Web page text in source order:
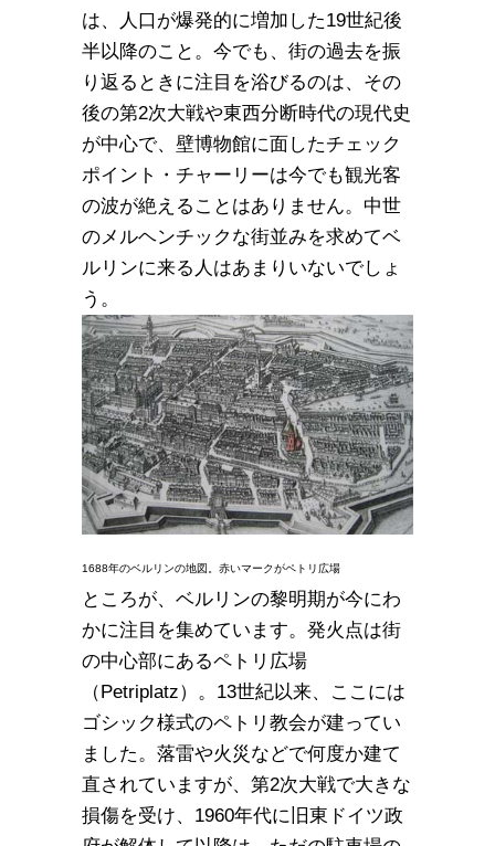
は、人口が爆発的に増加した19世紀後
半以降のこと。今でも、街の過去を振
り返るときに注目を浴びるのは、その
後の第2次大戦や東西分断時代の現代史
が中心で、壁博物館に面したチェック
ポイント・チャーリーは今でも観光客
の波が絶えることはありません。中世
のメルヘンチックな街並みを求めてベ
ルリンに来る人はあまりいないでしょ
う。
1688年のベルリンの地図。赤いマークがペトリ広場
ところが、ベルリンの黎明期が今にわ
かに注目を集めています。発火点は街
の中心部にあるペトリ広場
（Petriplatz）。13世紀以来、ここには
ゴシック様式のペトリ教会が建ってい
ました。落雷や火災などで何度か建て
直されていますが、第2次大戦で大きな
損傷を受け、1960年代に旧東ドイツ政